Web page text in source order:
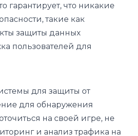
гарантирует, что никакие
такие как
защиты данных
пользователей для
для защиты от
для обнаружения
на своей игре, не
и анализ трафика на